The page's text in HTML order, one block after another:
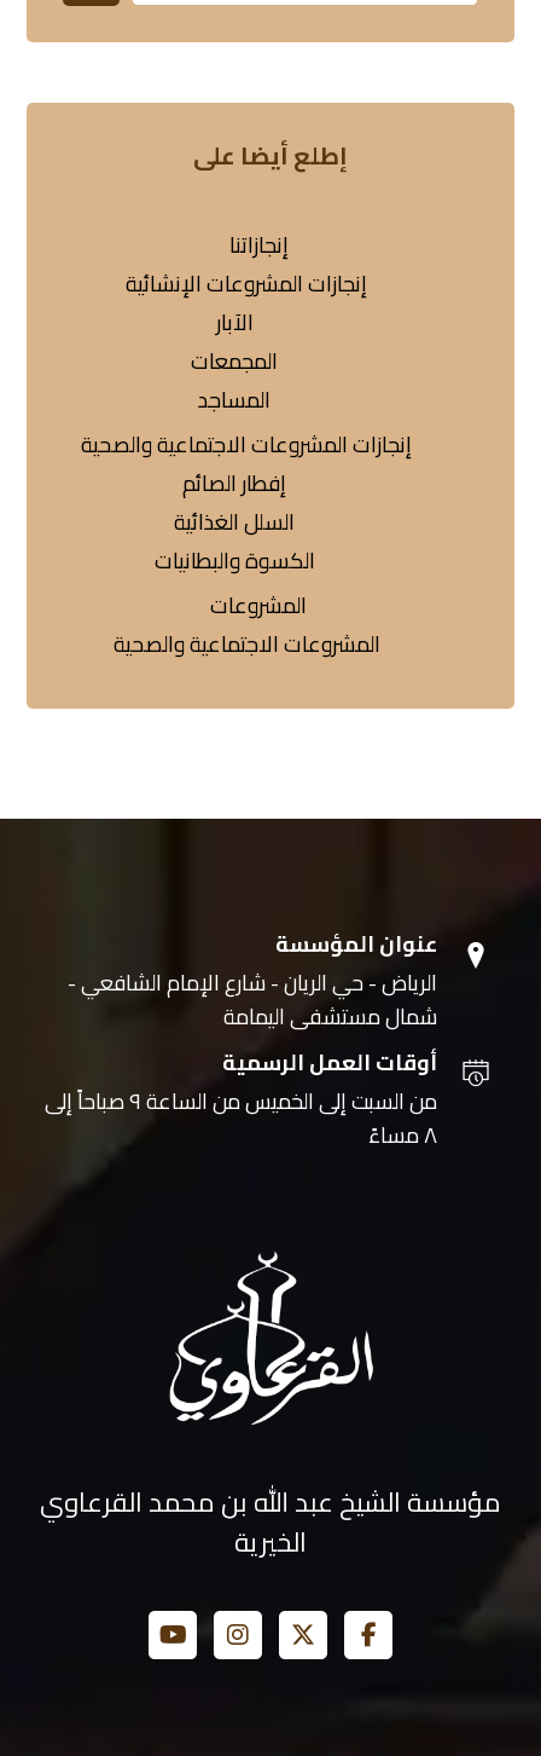
إطلع أيضا على
إنجازاتنا
إنجازات المشروعات الإنشائية
الآبار
المجمعات
المساجد
إنجازات المشروعات الاجتماعية والصحية
إفطار الصائم
السلل الغذائية
الكسوة والبطانيات
المشروعات
المشروعات الاجتماعية والصحية
عنوان المؤسسة
الرياض - حي الريان - شارع الإمام الشافعي -
شمال مستشفى اليمامة
أوقات العمل الرسمية
من السبت إلى الخميس من الساعة ٩ صباحاً إلى
٨ مساءً
مؤسسة الشيخ عبد الله بن محمد القرعاوي
الخيرية